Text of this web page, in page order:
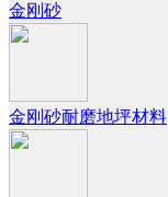
金刚砂
金刚砂耐磨地坪材料